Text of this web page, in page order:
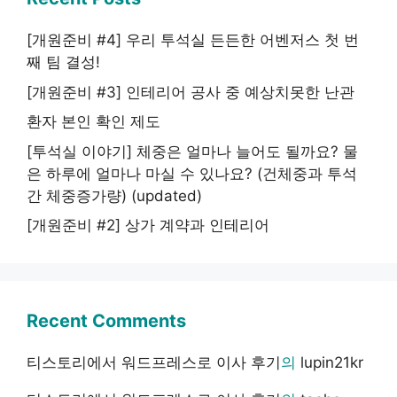
[개원준비 #4] 우리 투석실 든든한 어벤저스 첫 번
째 팀 결성!
[개원준비 #3] 인테리어 공사 중 예상치못한 난관
환자 본인 확인 제도
[투석실 이야기] 체중은 얼마나 늘어도 될까요? 물
은 하루에 얼마나 마실 수 있나요? (건체중과 투석
간 체중증가량) (updated)
[개원준비 #2] 상가 계약과 인테리어
Recent Comments
티스토리에서 워드프레스로 이사 후기 의 lupin21kr